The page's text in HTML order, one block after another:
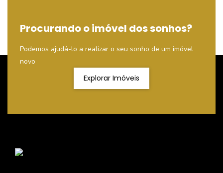
Procurando o imóvel dos sonhos?
Podemos ajudá-lo a realizar o seu sonho de um imóvel
novo
Explorar Imóveis